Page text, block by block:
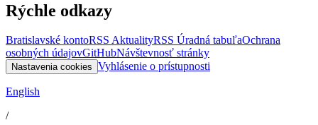
Rýchle odkazy
Bratislavské kontoRSS AktualityRSS Úradná tabuľaOchrana
osobných údajovGitHubNávštevnosť stránky
Nastavenia cookies Vyhlásenie o prístupnosti
English
/